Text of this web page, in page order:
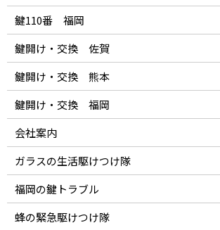
鍵110番 福岡
鍵開け・交換 佐賀
鍵開け・交換 熊本
鍵開け・交換 福岡
会社案内
ガラスの生活駆けつけ隊
福岡の鍵トラブル
蜂の緊急駆けつけ隊